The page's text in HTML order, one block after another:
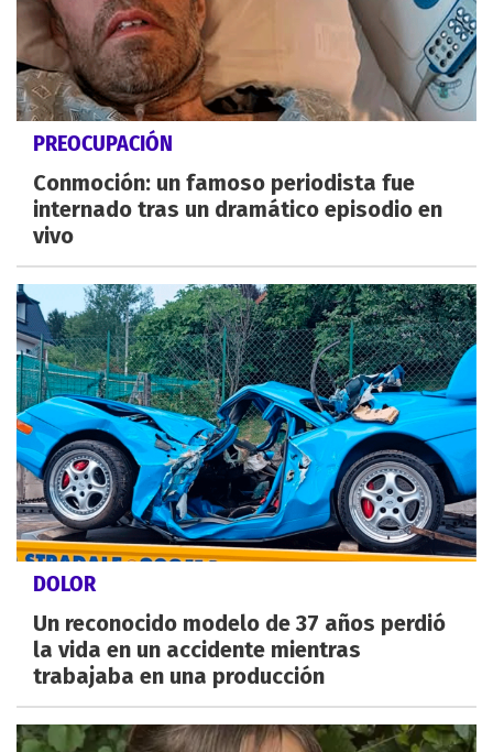
PREOCUPACIÓN
Conmoción: un famoso periodista fue
internado tras un dramático episodio en
vivo
DOLOR
Un reconocido modelo de 37 años perdió
la vida en un accidente mientras
trabajaba en una producción